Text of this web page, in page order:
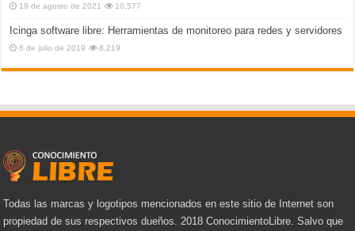
19 de agosto de 2021 10,577
Icinga software libre: Herramientas de monitoreo para redes y servidores
6 de julio de 2019 8,219
Todas las marcas y logotipos mencionados en este sitio de Internet son
propiedad de sus respectivos dueños. 2018 ConocimientoLibre. Salvo que